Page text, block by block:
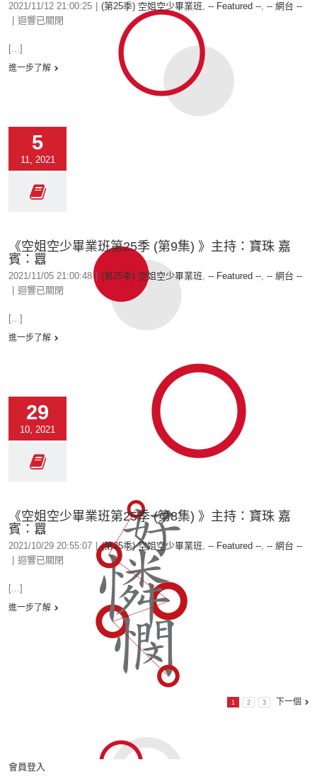
2021/11/12 21:00:25 (第25季) 空姐空少畢業班, -- Featured --, -- 網台 --
迴響已關閉
[...]
進一步了解
5
11, 2021
《空姐空少畢業班第25季 (第9集) 》主持：寶珠 嘉
賓：囂
2021/11/05 21:00:48 (第25季) 空姐空少畢業班, -- Featured --, -- 網台 --
迴響已關閉
[...]
進一步了解
29
10, 2021
《空姐空少畢業班第25季 (第8集) 》主持：寶珠 嘉
賓：囂
2021/10/29 20:55:07 (第25季) 空姐空少畢業班, -- Featured --, -- 網台 --
迴響已關閉
[...]
進一步了解
1 2 3 下一個
會員登入